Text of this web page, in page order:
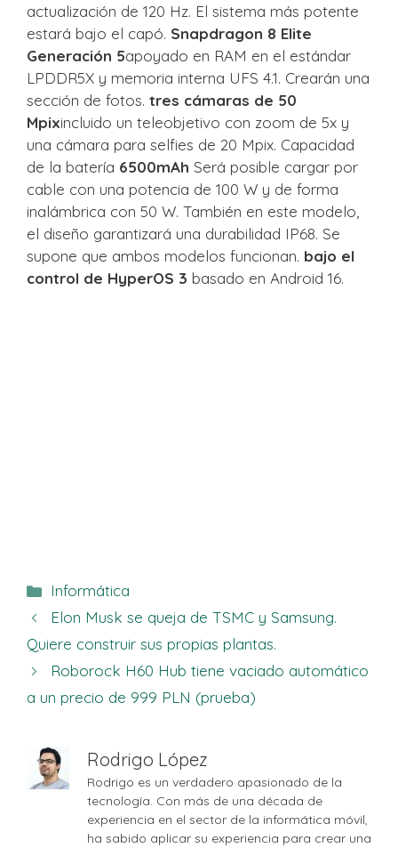
actualización de 120 Hz. El sistema más potente
estará bajo el capó. Snapdragon 8 Elite
Generación 5apoyado en RAM en el estándar
LPDDR5X y memoria interna UFS 4.1. Crearán una
sección de fotos. tres cámaras de 50
Mpixincluido un teleobjetivo con zoom de 5x y
una cámara para selfies de 20 Mpix. Capacidad
de la batería 6500mAh Será posible cargar por
cable con una potencia de 100 W y de forma
inalámbrica con 50 W. También en este modelo,
el diseño garantizará una durabilidad IP68. Se
supone que ambos modelos funcionan. bajo el
control de HyperOS 3 basado en Android 16.
Categorías
Informática
Elon Musk se queja de TSMC y Samsung.
Quiere construir sus propias plantas.
Roborock H60 Hub tiene vaciado automático
a un precio de 999 PLN (prueba)
Rodrigo López
Rodrigo es un verdadero apasionado de la
tecnología. Con más de una década de
experiencia en el sector de la informática móvil,
ha sabido aplicar su experiencia para crear una